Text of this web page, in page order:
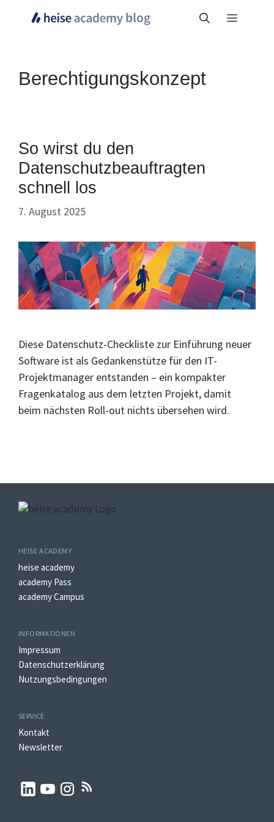
Menü
Berechtigungskonzept
So wirst du den
Datenschutzbeauftragten
schnell los
7. August 2025
Diese Datenschutz-Checkliste zur Einführung neuer
Software ist als Gedankenstütze für den IT-
Projektmanager entstanden – ein kompakter
Fragenkatalog aus dem letzten Projekt, damit
beim nächsten Roll-out nichts übersehen wird.
HEISE ACADEMY
heise academy
academy Pass
academy Campus
INFORMATIONEN
Impressum
Datenschutzerklärung
Nutzungsbedingungen
SERVICE
Kontakt
Newsletter